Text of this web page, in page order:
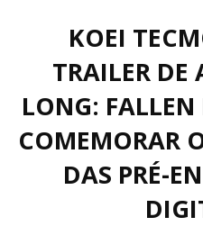
KOEI
TRAILER DE
LONG:
COMEMORAR
DAS PRÉ-